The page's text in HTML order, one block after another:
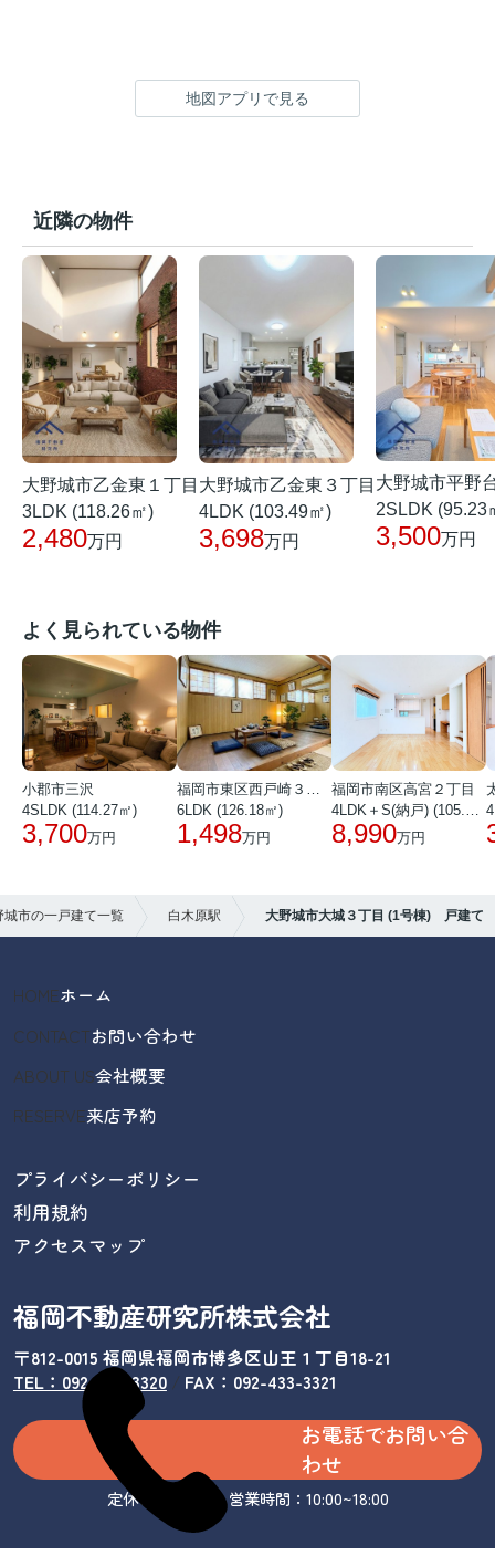
地図アプリで見る
近隣の物件
大野城市乙金東１丁目
3LDK (118.26㎡)
2,480万円
大野城市乙金東３丁目
4LDK (103.49㎡)
3,698万円
大野城市平野
2SLDK (95.23
3,500万円
よく見られている物件
小郡市三沢
4SLDK (114.27㎡)
3,700万円
6LDK (126.18㎡)
1,498万円
福岡市南区高宮２丁目
8,990万円
城市の一戸建て一覧 白木原駅 大野城市大城３丁目 (1号棟) 戸建て
HOMEホーム
CONTACTお問い合わせ
ABOUT US会社概要
RESERVE来店予約
プライバシーポリシー
利用規約
アクセスマップ
福岡不動産研究所株式会社
〒812-0015 福岡県福岡市博多区山王１丁目18-21
TEL：092-433-3320/ FAX：092-433-3321
お電話でお問い合
わせ
定休日：水曜日 営業時間：10:00~18:00